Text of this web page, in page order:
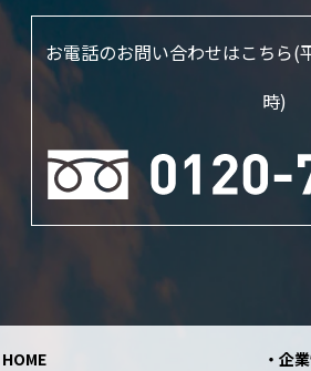
お電話のお問い合わせはこちら(
時)
HOME
企